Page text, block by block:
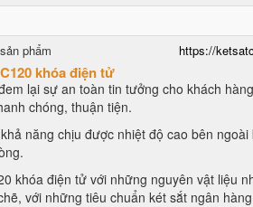
phẩm
https://
khóa điện tử
lại sự an toàn tin tưởng cho khách
chóng, thuận tiện.
năng chịu được nhiệt độ cao bên
khóa điện tử với những nguyên vật liệu
với những tiêu chuẩn két sắt ngân